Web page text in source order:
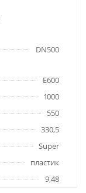
DN500
E600
1000
550
330,5
Super
пластик
9,48